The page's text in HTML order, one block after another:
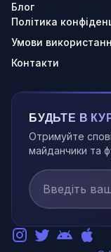
Блог
Політика
Умови
Контакти
БУДЬТЕ В
Отримуйте
майданчики та